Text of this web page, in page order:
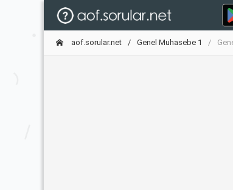
aof.sorular.net Genel Muhasebe 1